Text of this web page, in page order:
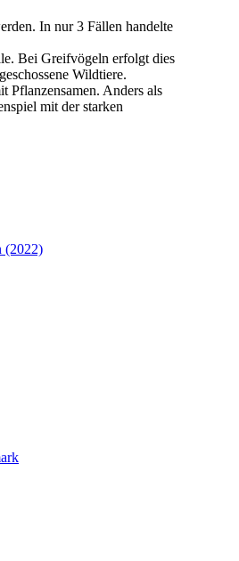
In nur 3 Fällen handelte
Bei Greifvögeln erfolgt dies
Wildtiere.
Pflanzensamen. Anders als
mit der starken
(2022)